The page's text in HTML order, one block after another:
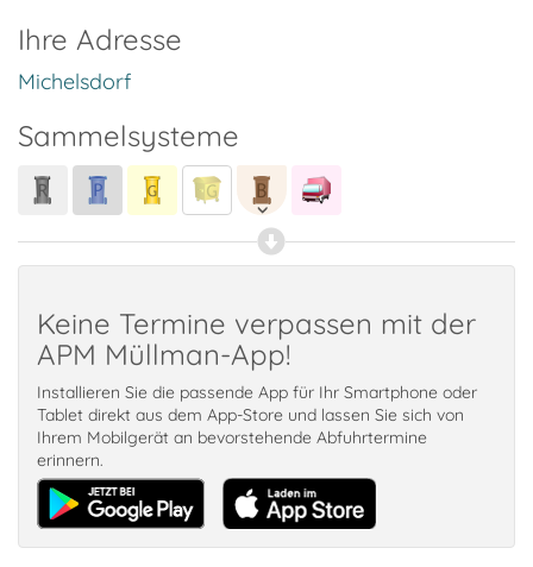
Ihre Adresse
Michelsdorf
Sammelsysteme
Keine Termine verpassen mit der
APM Müllman-App!
Installieren Sie die passende App für Ihr Smartphone oder
Tablet direkt aus dem App-Store und lassen Sie sich von
Ihrem Mobilgerät an bevorstehende Abfuhrtermine
erinnern.